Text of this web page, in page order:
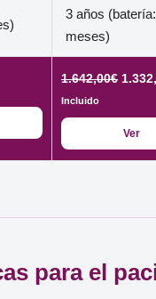
3 años
meses)
1.642,00€ El
era:
Incluido
Ver
para el